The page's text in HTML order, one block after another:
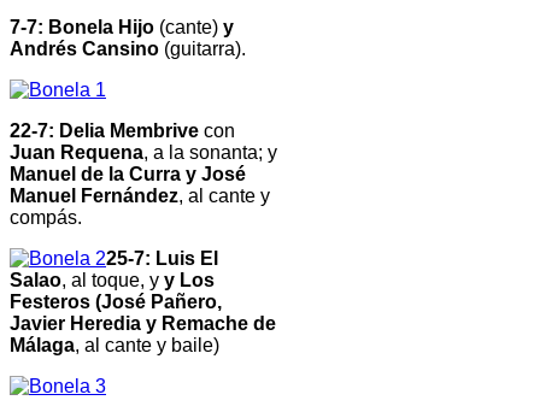
7-7: Bonela Hijo (cante) y
Andrés Cansino (guitarra).
22-7: Delia Membrive con
Juan Requena, a la sonanta; y
Manuel de la Curra y José
Manuel Fernández, al cante y
compás.
25-7: Luis El
Salao, al toque, y y Los
Festeros (José Pañero,
Javier Heredia y Remache de
Málaga, al cante y baile)